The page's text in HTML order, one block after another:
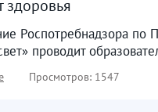
здоровья
Роспотребнадзора по
проводит
Просмотров: 1547